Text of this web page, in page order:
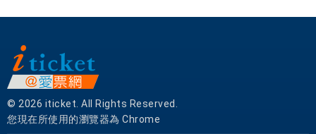
© 2026 iticket. All Rights Reserved.
您現在所使用的瀏覽器為 Chrome